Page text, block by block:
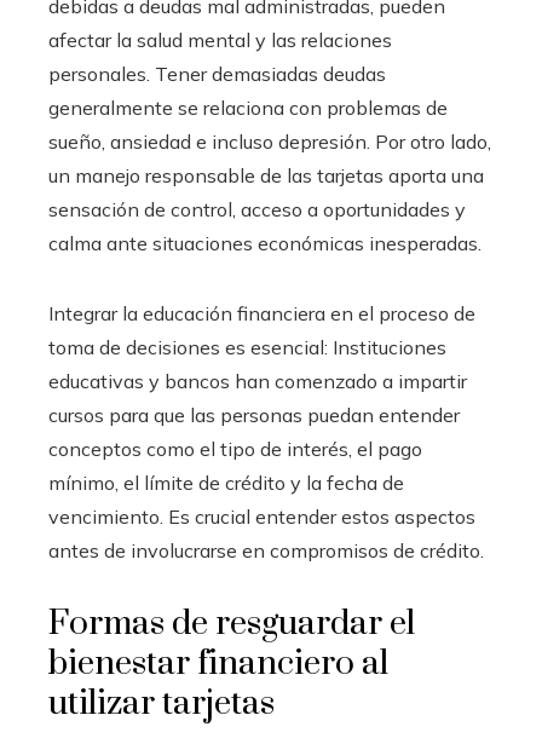
debidas a deudas mal administradas, pueden
afectar la salud mental y las relaciones
personales. Tener demasiadas deudas
generalmente se relaciona con problemas de
sueño, ansiedad e incluso depresión. Por otro lado,
un manejo responsable de las tarjetas aporta una
sensación de control, acceso a oportunidades y
calma ante situaciones económicas inesperadas.
Integrar la educación financiera en el proceso de
toma de decisiones es esencial: Instituciones
educativas y bancos han comenzado a impartir
cursos para que las personas puedan entender
conceptos como el tipo de interés, el pago
mínimo, el límite de crédito y la fecha de
vencimiento. Es crucial entender estos aspectos
antes de involucrarse en compromisos de crédito.
Formas de resguardar el
bienestar financiero al
utilizar tarjetas